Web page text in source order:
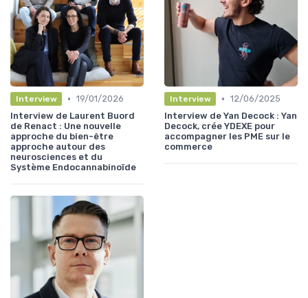
Interview • 19/01/2026
Interview de Laurent Buord
de Renact : Une nouvelle
approche du bien-être
approche autour des
neurosciences et du
Système Endocannabinoïde
Interview • 12/06/2025
Interview de Yan Decock : Yan
Decock, crée YDEXE pour
accompagner les PME sur le
commerce